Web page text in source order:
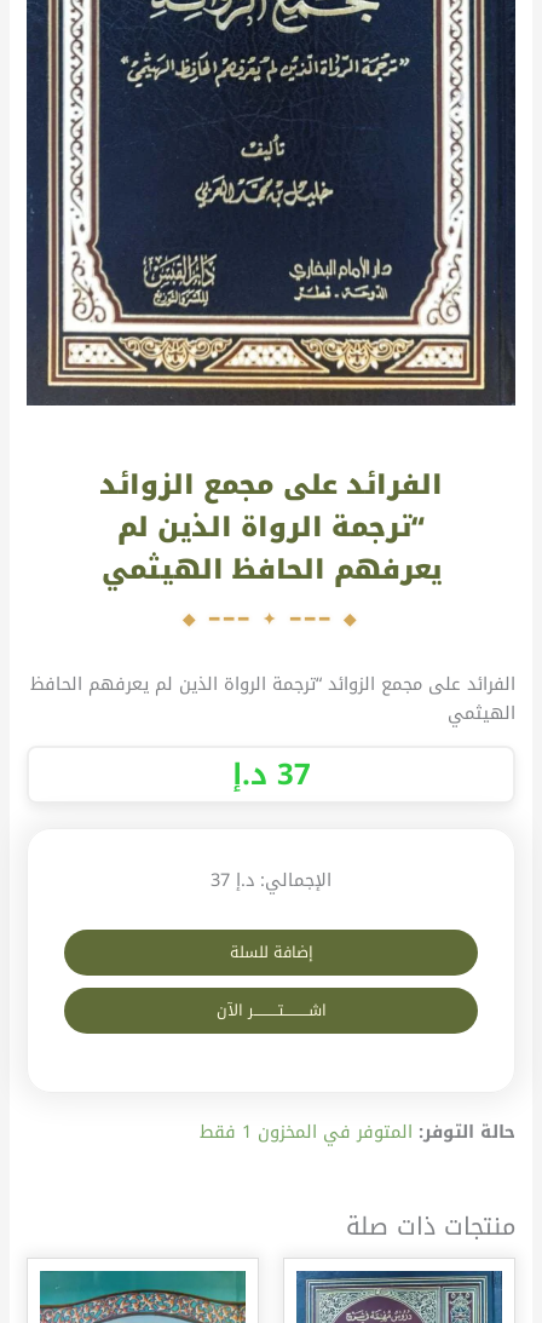
الفرائد على مجمع الزوائد
“ترجمة الرواة الذين لم
يعرفهم الحافظ الهيثمي
الفرائد على مجمع الزوائد “ترجمة الرواة الذين لم يعرفهم الحافظ
الهيثمي
حالة التوفر: المتوفر في المخزون 1 فقط
إضافة للسلة
اشــــــــــتــــــــــر الآن
الإجمالي: د.إ 37
37 د.إ
منتجات ذات صلة